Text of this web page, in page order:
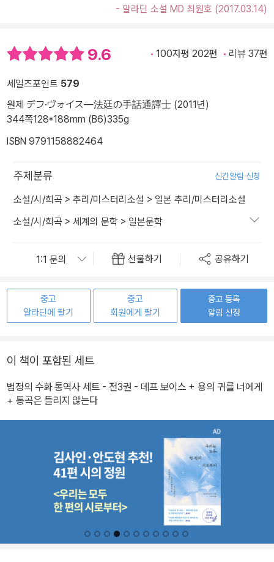
- 알라딘 소설 MD 최원호 (2017.03.14)
9.6 100자평 202편 리뷰 37편
세일즈포인트 579
원제 デフ·ヴォイス―法廷の手話通譯士 (2011년)
344쪽128*188mm (B6)335g
ISBN 9791158882464
주제분류 신간알림 신청
소설/시/희곡 > 추리/미스터리소설 > 일본 추리/미스터리소설
소설/시/희곡 > 세계의 문학 > 일본문학
선물하기 공유하기
중고
알라딘에 팔기
중고
회원에게 팔기
중고 등록
알림 신청
이 책이 포함된 세트
법정의 수화 통역사 세트 - 전3권 - 데프 보이스 + 용의 귀를 너에게
+ 통곡은 들리지 않는다